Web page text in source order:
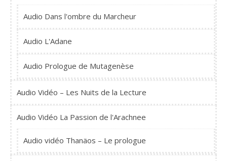
Audio Dans l'ombre du Marcheur
Audio L'Adane
Audio Prologue de Mutagenèse
Audio Vidéo – Les Nuits de la Lecture
Audio Vidéo La Passion de l'Arachnee
Audio vidéo Thanäos – Le prologue